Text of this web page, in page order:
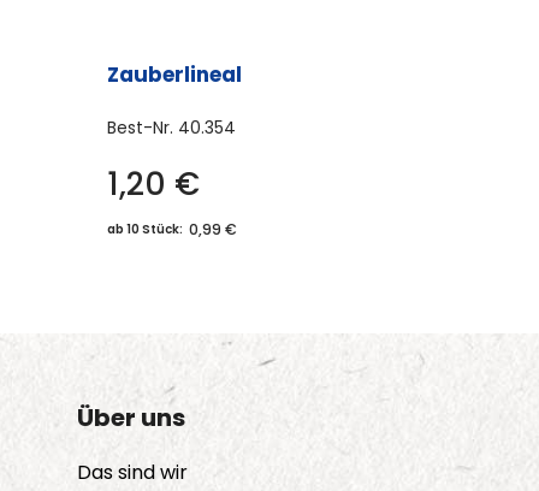
Zauberlineal
Best-Nr. 40.354
1,20 €
ab 10 Stück: 0,99 €
Über uns
Das sind wir